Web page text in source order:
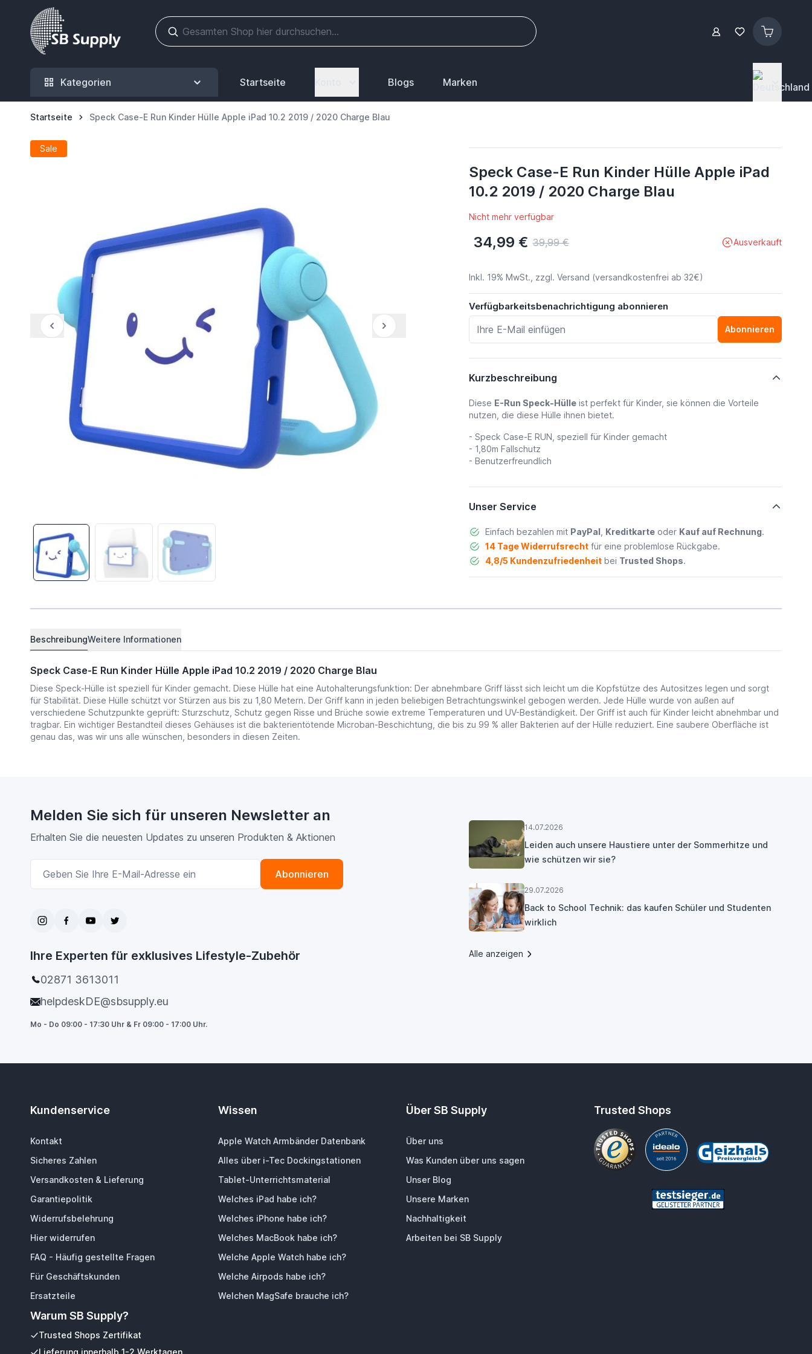
Zum Inhalt springen
Kategorien Startseite Blogs Marken
Startseite Speck Case-E Run Kinder Hülle Apple iPad 10.2 2019 / 2020 Charge Blau
Sale
Speck Case-E Run Kinder Hülle Apple iPad
10.2 2019 / 2020 Charge Blau
Nicht mehr verfügbar
34,99 € 39,99 € Ausverkauft
Inkl. 19% MwSt., zzgl. Versand (versandkostenfrei ab 32€)
Verfügbarkeitsbenachrichtigung abonnieren
Abonnieren
Kurzbeschreibung
Diese E-Run Speck-Hülleist perfekt für Kinder, sie können die Vorteile
nutzen, die diese Hülle ihnen bietet.
- Speck Case-E RUN, speziell für Kinder gemacht
- 1,80m Fallschutz
- Benutzerfreundlich
Unser Service
Einfach bezahlen mit PayPal Kreditkarteoder Kauf auf Rechnung.
14 Tage Widerrufsrechtfür eine problemlose Rückgabe.
4,8/5 Kundenzufriedenheitbei Trusted Shops.
BeschreibungWeitere Informationen
Speck Case-E Run Kinder Hülle Apple iPad 10.2 2019 / 2020 Charge Blau
Diese Speck-Hülle ist speziell für Kinder gemacht. Diese Hülle hat eine Autohalterungsfunktion: Der abnehmbare Griff lässt sich leicht um die Kopfstütze des Autositzes legen und sorgt
für Stabilität. Diese Hülle schützt vor Stürzen aus bis zu 1,80 Metern. Der Griff kann in jeden beliebigen Betrachtungswinkel gebogen werden. Jede Hülle wurde von außen auf
verschiedene Schutzpunkte geprüft: Sturzschutz, Schutz gegen Risse und Brüche sowie extreme Temperaturen und UV-Beständigkeit. Der Griff ist auch für Kinder leicht abnehmbar und
tragbar. Ein wichtiger Bestandteil dieses Gehäuses ist die bakterientötende Microban-Beschichtung, die bis zu 99 % aller Bakterien auf der Hülle reduziert. Eine saubere Oberfläche ist
genau das, was wir uns alle wünschen, besonders in diesen Zeiten.
Melden Sie sich für unseren Newsletter an
Erhalten Sie die neuesten Updates zu unseren Produkten & Aktionen
Abonnieren
Ihre Experten für exklusives Lifestyle-Zubehör
02871 3613011
helpdeskDE@sbsupply.eu
Mo - Do 09:00 - 17:30 Uhr & Fr 09:00 - 17:00 Uhr.
14.07.2026
Leiden auch unsere Haustiere unter der Sommerhitze und
wie schützen wir sie?
29.07.2026
Back to School Technik: das kaufen Schüler und Studenten
wirklich
Alle anzeigen
Kundenservice
Kontakt
Sicheres Zahlen
Versandkosten & Lieferung
Garantiepolitik
Widerrufsbelehrung
Hier widerrufen
FAQ - Häufig gestellte Fragen
Für Geschäftskunden
Ersatzteile
Warum SB Supply?
Trusted Shops Zertifikat
Wissen
Apple Watch Armbänder Datenbank
Alles über i-Tec Dockingstationen
Tablet-Unterrichtsmaterial
Welches iPad habe ich?
Welches iPhone habe ich?
Welches MacBook habe ich?
Welche Apple Watch habe ich?
Welche Airpods habe ich?
Welchen MagSafe brauche ich?
Über SB Supply
Über uns
Was Kunden über uns sagen
Unser Blog
Unsere Marken
Nachhaltigkeit
Arbeiten bei SB Supply
Trusted Shops